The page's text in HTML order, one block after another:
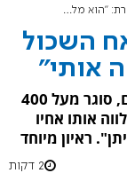
לערוץ 7 | האח השכול
אותי"
רס"מ (במיל') י', חובש קרבי בחטיבת ההרים, סוגר מעל 400
אותו אחיו
ראיון מיוחד
2 דקות